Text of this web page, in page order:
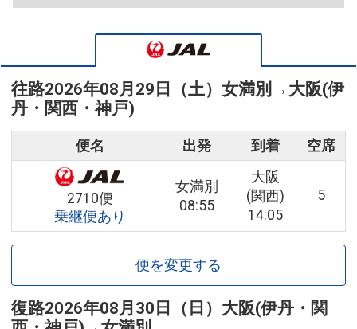
往路2026年08月29日（土） 女満別 → 大阪(伊
丹・関西・神戸)
便名 出発 到着 空席
2710便
乗継便あり
女満別
08:55
大阪
(関西)
14:05
5
便を変更する
復路2026年08月30日（日） 大阪(伊丹・関